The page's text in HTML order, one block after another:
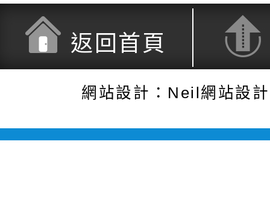
返回首頁
網站設計：Neil網站設